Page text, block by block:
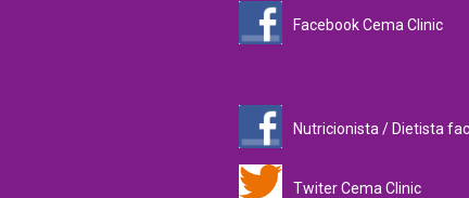
Facebook Cema Clinic
Nutricionista / Dietista
Twiter Cema Clinic